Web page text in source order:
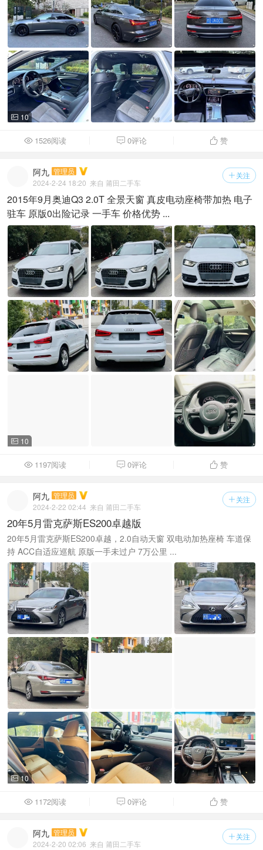
 10
 1526阅读  0评论  赞
 关注
阿九 管理员
2024-2-24 18:20 来自 莆田二手车
2015年9月奥迪Q3 2.0T 全景天窗 真皮电动座椅带加热 电子
驻车 原版0出险记录 一手车 价格优势 ...
 10
 1197阅读  0评论  赞
 关注
阿九 管理员
2024-2-22 02:44 来自 莆田二手车
20年5月雷克萨斯ES200卓越版
20年5月雷克萨斯ES200卓越，2.0自动天窗 双电动加热座椅 车道保
持 ACC自适应巡航 原版一手未过户 7万公里 ...
 10
 1172阅读  0评论  赞
 关注
阿九 管理员
2024-2-20 02:06 来自 莆田二手车